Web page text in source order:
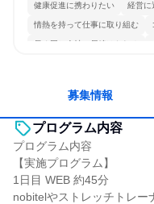
健康促進に携わりたい 経営に
情熱を持って仕事に取り組む
長く同じ会社に居続けられる
募集情報
プログラム内容
プログラム内容
【実施プログラム】
1日目 WEB 約45分
nobitelやストレッチトレー